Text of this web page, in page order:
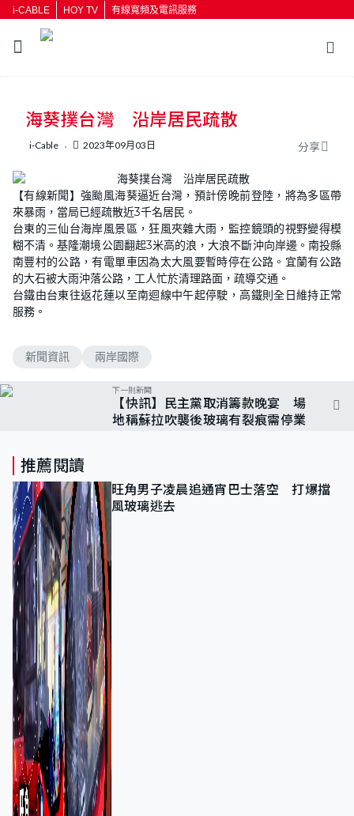
i-CABLE HOY TV 有線寬頻及電訊服務
按輸入鍵開始搜尋
海葵撲台灣 沿岸居民疏散
i-Cable 2023年09月03日 分享
【有線新聞】強颱風海葵逼近台灣，預計傍晚前登陸，將為多區帶
來暴雨，當局已經疏散近3千名居民。
台東的三仙台海岸風景區，狂風夾雜大雨，監控鏡頭的視野變得模
糊不清。基隆潮境公園翻起3米高的浪，大浪不斷沖向岸邊。南投縣
南豐村的公路，有電單車因為太大風要暫時停在公路。宜蘭有公路
的大石被大雨沖落公路，工人忙於清理路面，疏導交通。
台鐵由台東往返花蓮以至南迴線中午起停駛，高鐵則全日維持正常
服務。
新聞資訊 兩岸國際
下一則新聞
【快訊】民主黨取消籌款晚宴 場
地稱蘇拉吹襲後玻璃有裂痕需停業
推薦閱讀
旺角男子凌晨追通宵巴士落空 打爆擋
風玻璃逃去